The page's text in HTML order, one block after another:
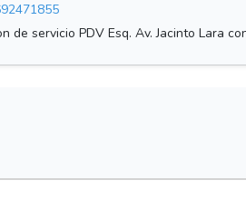
de servicio PDV Esq. Av. Jacinto Lara